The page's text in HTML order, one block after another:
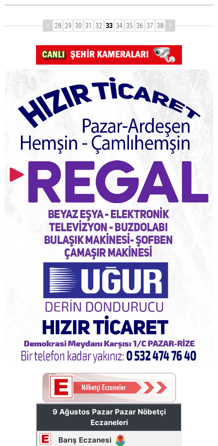
28 29 30 31 32 33 34 35 36 37 38